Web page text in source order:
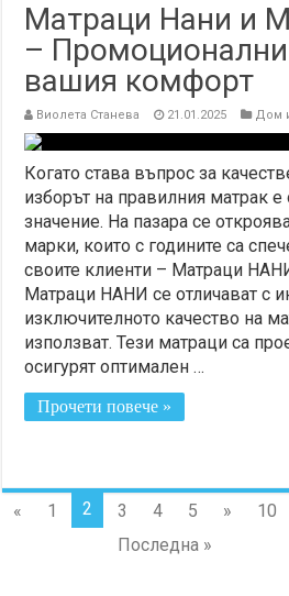
Матраци Нани и
–
вашия комфорт
Виолета Станева 21.01.2025 Дом
Когато става въпрос за
изборът на правилния матрак
значение. На пазара се
марки, които с годините са
своите клиенти – Матраци
Матраци НАНИ се отличават с
изключителното качество на
използват. Тези матраци са
осигурят оптимален …
Прочети повече »
« 1 2 3 4 5 » 10
Последна »